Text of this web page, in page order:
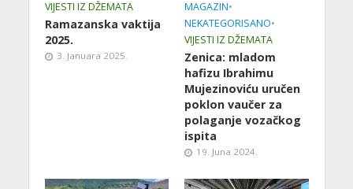
VIJESTI IZ DŽEMATA
Ramazanska vaktija
2025.
3. Januara 2025.
MAGAZIN•
NEKATEGORISANO•
VIJESTI IZ DŽEMATA
Zenica: mladom
hafizu Ibrahimu
Mujezinoviću uručen
poklon vaučer za
polaganje vozačkog
ispita
19. Juna 2024.